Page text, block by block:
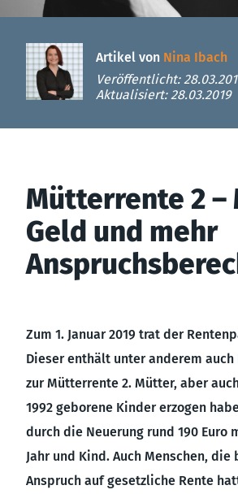
Artikel von Nina Ibach
Veröffentlicht:
Aktualisiert: 28.03.2019
Mütterrente 2 –
Geld und mehr
Zum 1. Januar 2019 trat der
Dieser enthält unter anderem
zur Mütterrente 2. Mütter, aber
1992 geborene Kinder erzogen
durch die Neuerung rund 190 Euro
Jahr und Kind. Auch Menschen,
Anspruch auf gesetzliche Rente